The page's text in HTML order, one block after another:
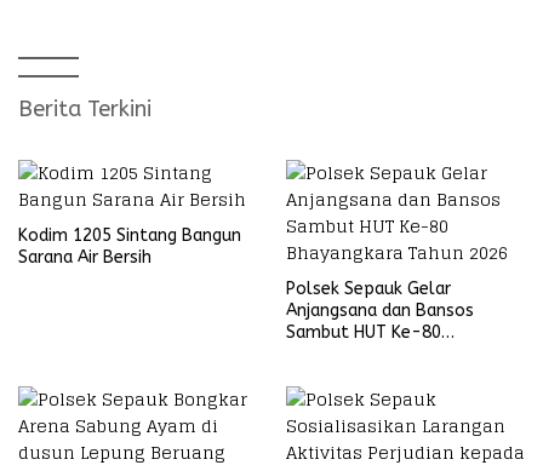
Berita Terkini
Kodim 1205 Sintang Bangun
Sarana Air Bersih
Polsek Sepauk Gelar
Anjangsana dan Bansos
Sambut HUT Ke-80